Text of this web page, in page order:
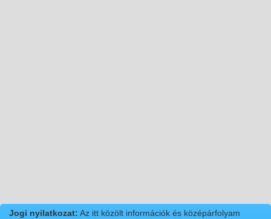
Jogi nyilatkozat: Az itt közölt információk és középárfolyam